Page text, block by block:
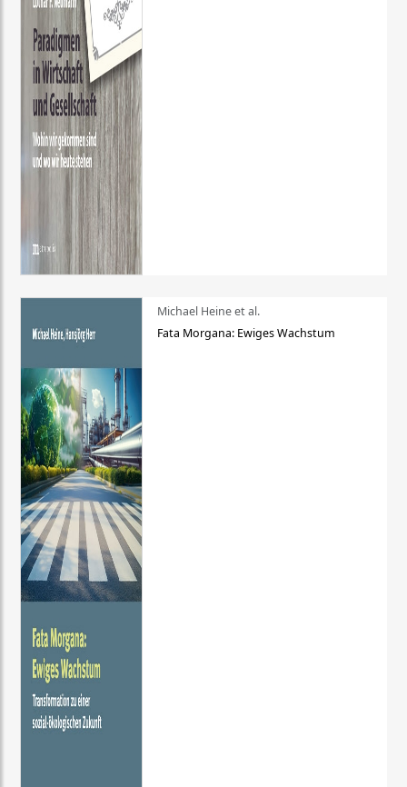
Michael Heine et al.
Fata Morgana: Ewiges Wachstum